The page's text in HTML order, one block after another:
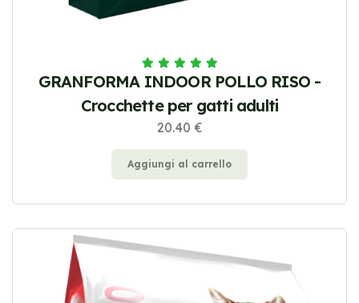
GRANFORMA INDOOR POLLO RISO -
Crocchette per gatti adulti
20.40 €
Aggiungi al carrello